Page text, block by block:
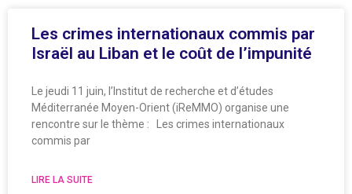
Les crimes internationaux commis par
Israël au Liban et le coût de l’impunité
Le jeudi 11 juin, l’Institut de recherche et d’études
Méditerranée Moyen-Orient (iReMMO) organise une
rencontre sur le thème : Les crimes internationaux
commis par
LIRE LA SUITE